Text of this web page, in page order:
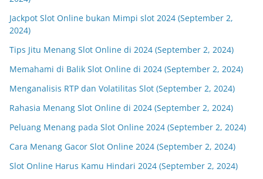
Jackpot Slot Online bukan Mimpi slot 2024 (September 2,
2024)
Tips Jitu Menang Slot Online di 2024 (September 2, 2024)
Memahami di Balik Slot Online di 2024 (September 2, 2024)
Menganalisis RTP dan Volatilitas Slot (September 2, 2024)
Rahasia Menang Slot Online di 2024 (September 2, 2024)
Peluang Menang pada Slot Online 2024 (September 2, 2024)
Cara Menang Gacor Slot Online 2024 (September 2, 2024)
Slot Online Harus Kamu Hindari 2024 (September 2, 2024)